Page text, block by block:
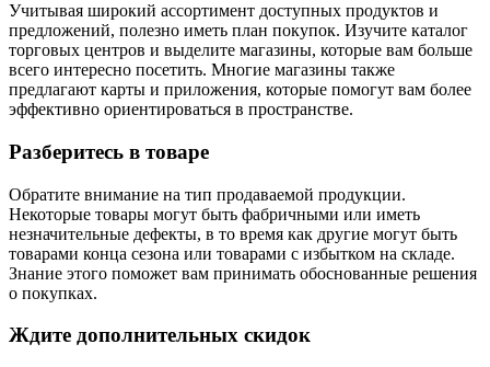
Учитывая широкий ассортимент доступных продуктов и
предложений, полезно иметь план покупок. Изучите каталог
торговых центров и выделите магазины, которые вам больше
всего интересно посетить. Многие магазины также
предлагают карты и приложения, которые помогут вам более
эффективно ориентироваться в пространстве.
Разберитесь в товаре
Обратите внимание на тип продаваемой продукции.
Некоторые товары могут быть фабричными или иметь
незначительные дефекты, в то время как другие могут быть
товарами конца сезона или товарами с избытком на складе.
Знание этого поможет вам принимать обоснованные решения
о покупках.
Ждите дополнительных скидок